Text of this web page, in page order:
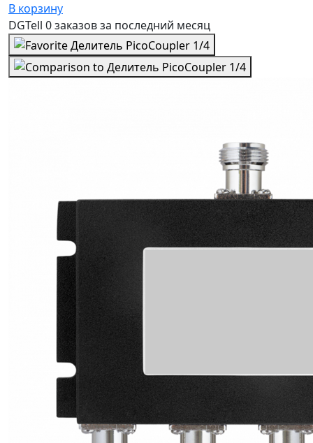
В корзину
DGTell 0 заказовза последний месяц